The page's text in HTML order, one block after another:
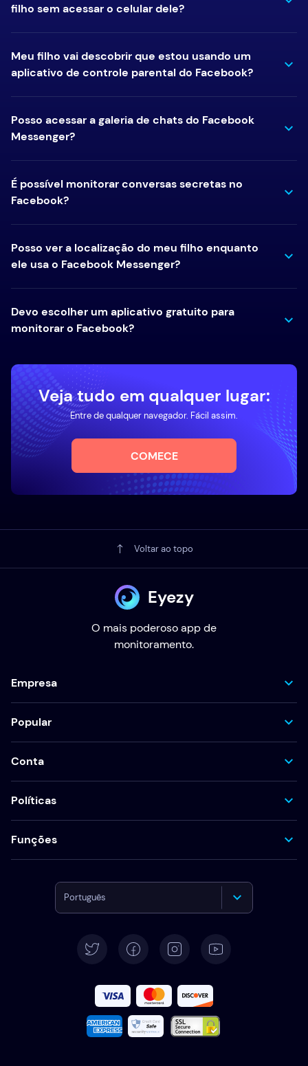
filho sem acessar o celular dele?
Meu filho vai descobrir que estou usando um
aplicativo de controle parental do Facebook?
Posso acessar a galeria de chats do Facebook
Messenger?
É possível monitorar conversas secretas no
Facebook?
Posso ver a localização do meu filho enquanto
ele usa o Facebook Messenger?
Devo escolher um aplicativo gratuito para
monitorar o Facebook?
Veja tudo em qualquer lugar:
Entre de qualquer navegador. Fácil assim.
COMECE
Voltar ao topo
Eyezy
O mais poderoso app de
monitoramento.
Empresa
Popular
Conta
Políticas
Funções
Português
Deutsch
Español
Français